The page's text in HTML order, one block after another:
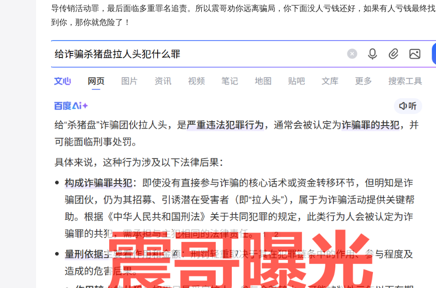
导传销活动罪，最后面临多重罪名追责。所以震哥劝你远离骗局，你下面没人亏钱还好，如果有人亏钱最终找
到你，那你就危险了！